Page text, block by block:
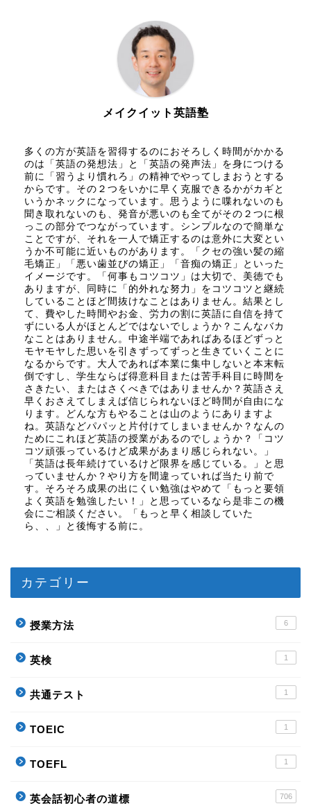
メイクイット英語塾
多くの方が英語を習得するのにおそろしく時間がかかる
のは「英語の発想法」と「英語の発声法」を身につける
前に「習うより慣れろ」の精神でやってしまおうとする
からです。その２つをいかに早く克服できるかがカギと
いうかネックになっています。思うように喋れないのも
聞き取れないのも、発音が悪いのも全てがその２つに根
っこの部分でつながっています。シンプルなので簡単な
ことですが、それを一人で矯正するのは意外に大変とい
うか不可能に近いものがあります。「クセの強い髪の縮
毛矯正」「悪い歯並びの矯正」「音痴の矯正」といった
イメージです。「何事もコツコツ」は大切で、美徳でも
ありますが、同時に「的外れな努力」をコツコツと継続
していることほど間抜けなことはありません。結果とし
て、費やした時間やお金、労力の割に英語に自信を持て
ずにいる人がほとんどではないでしょうか？こんなバカ
なことはありません。中途半端であればあるほどずっと
モヤモヤした思いを引きずってずっと生きていくことに
なるからです。大人であれば本業に集中しないと本末転
倒ですし、学生ならば得意科目または苦手科目に時間を
さきたい、またはさくべきではありませんか？英語さえ
早くおさえてしまえば信じられないほど時間が自由にな
ります。どんな方もやることは山のようにありますよ
ね。英語などパパッと片付けてしまいませんか？なんの
ためにこれほど英語の授業があるのでしょうか？「コツ
コツ頑張っているけど成果があまり感じられない。」
「英語は長年続けているけど限界を感じている。」と思
っていませんか？やり方を間違っていれば当たり前で
す。そろそろ成果の出にくい勉強はやめて「もっと要領
よく英語を勉強したい！」と思っているなら是非この機
会にご相談ください。「もっと早く相談していた
ら、、」と後悔する前に。
カテゴリー
授業方法 6
英検 1
共通テスト 1
TOEIC 1
TOEFL 1
英会話初心者の道標 706